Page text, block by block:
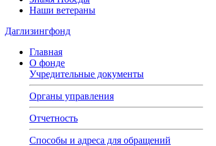
Наши ветераны
Даглизингфонд
Главная
О фонде
Учредительные документы
Органы управления
Отчетность
Способы и адреса для обращений